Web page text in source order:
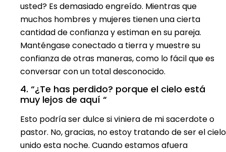
usted? Es demasiado engreído. Mientras que
muchos hombres y mujeres tienen una cierta
cantidad de confianza y estiman en su pareja.
Manténgase conectado a tierra y muestre su
confianza de otras maneras, como lo fácil que es
conversar con un total desconocido.
4. “¿Te has perdido? porque el cielo está
muy lejos de aquí “
Esto podría ser dulce si viniera de mi sacerdote o
pastor. No, gracias, no estoy tratando de ser el cielo
unido esta noche. Cuando estamos afuera